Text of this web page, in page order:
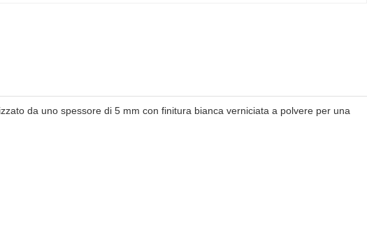
da uno spessore di 5 mm con finitura bianca verniciata a polvere per una